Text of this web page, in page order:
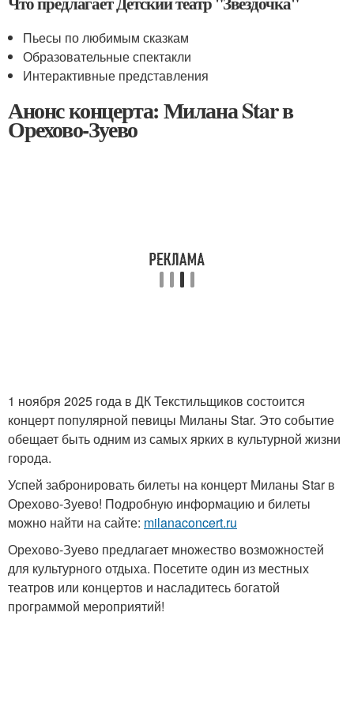
Пьесы по любимым сказкам
Образовательные спектакли
Интерактивные представления
Анонс концерта: Милана Star в
Орехово-Зуево
1 ноября 2025 года в ДК Текстильщиков состоится
концерт популярной певицы Миланы Star. Это событие
обещает быть одним из самых ярких в культурной жизни
города.
Успей забронировать билеты на концерт Миланы Star в
Орехово-Зуево! Подробную информацию и билеты
можно найти на сайте: milanaconcert.ru
Орехово-Зуево предлагает множество возможностей
для культурного отдыха. Посетите один из местных
театров или концертов и насладитесь богатой
программой мероприятий!